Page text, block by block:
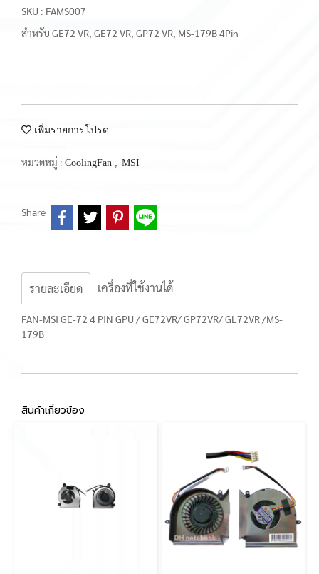
SKU : FAMS007
สำหรับ GE72 VR, GE72 VR, GP72 VR, MS-179B 4Pin
เพิ่มรายการโปรด
หมวดหมู่ : CoolingFan , MSI
Share
รายละเอียด เครื่องที่ใช้งานได้
FAN-MSI GE-72 4 PIN GPU / GE72VR/ GP72VR/ GL72VR /MS-
179B
สินค้าเกี่ยวข้อง